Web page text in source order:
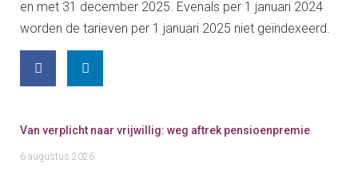
en met 31 december 2025. Evenals per 1 januari 2024
worden de tarieven per 1 januari 2025 niet geïndexeerd.
Van verplicht naar vrijwillig: weg aftrek pensioenpremie
6 augustus 2026